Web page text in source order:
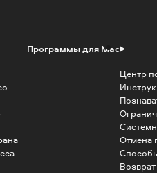
Программы для Mac
Центр
Отмена